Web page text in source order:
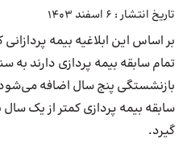
تاریخ انتشار : 6 اسفند 1403
تمام سابقه بیمه پردازی دارند به
بازنشستگی پنج سال اضافه
سابقه بیمه پردازی کمتر از یک
گیرد.